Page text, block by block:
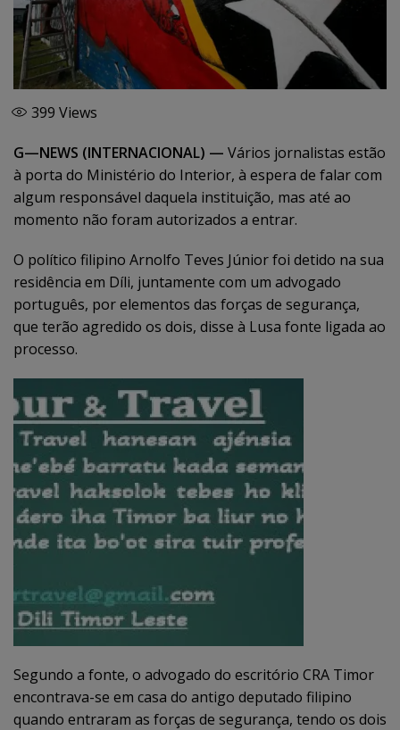
399 Views
G—NEWS (INTERNACIONAL) — Vários jornalistas estão
à porta do Ministério do Interior, à espera de falar com
algum responsável daquela instituição, mas até ao
momento não foram autorizados a entrar.
O político filipino Arnolfo Teves Júnior foi detido na sua
residência em Díli, juntamente com um advogado
português, por elementos das forças de segurança,
que terão agredido os dois, disse à Lusa fonte ligada ao
processo.
Segundo a fonte, o advogado do escritório CRA Timor
encontrava-se em casa do antigo deputado filipino
quando entraram as forças de segurança, tendo os dois